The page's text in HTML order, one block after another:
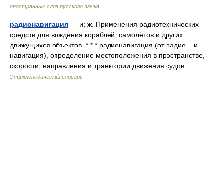
иностранных слов русского языка
радионавигация — и; ж. Применения радиотехнических
средств для вождения кораблей, самолётов и других
движущихся объектов. * * * радионавигация (от радио... и
навигация), определение местоположения в пространстве,
скорости, направления и траектории движения судов …
Энциклопедический словарь